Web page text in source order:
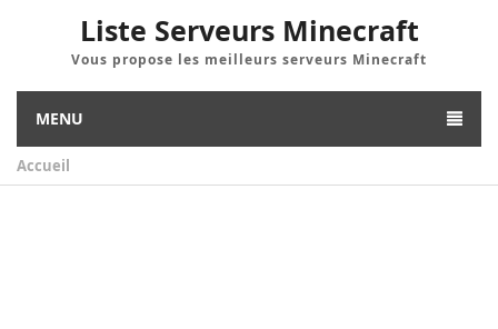
Liste Serveurs Minecraft
Vous propose les meilleurs serveurs Minecraft
MENU
Accueil